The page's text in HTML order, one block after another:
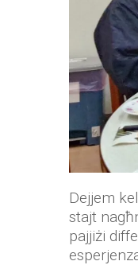
Dejjem
stajt
pajjiżi